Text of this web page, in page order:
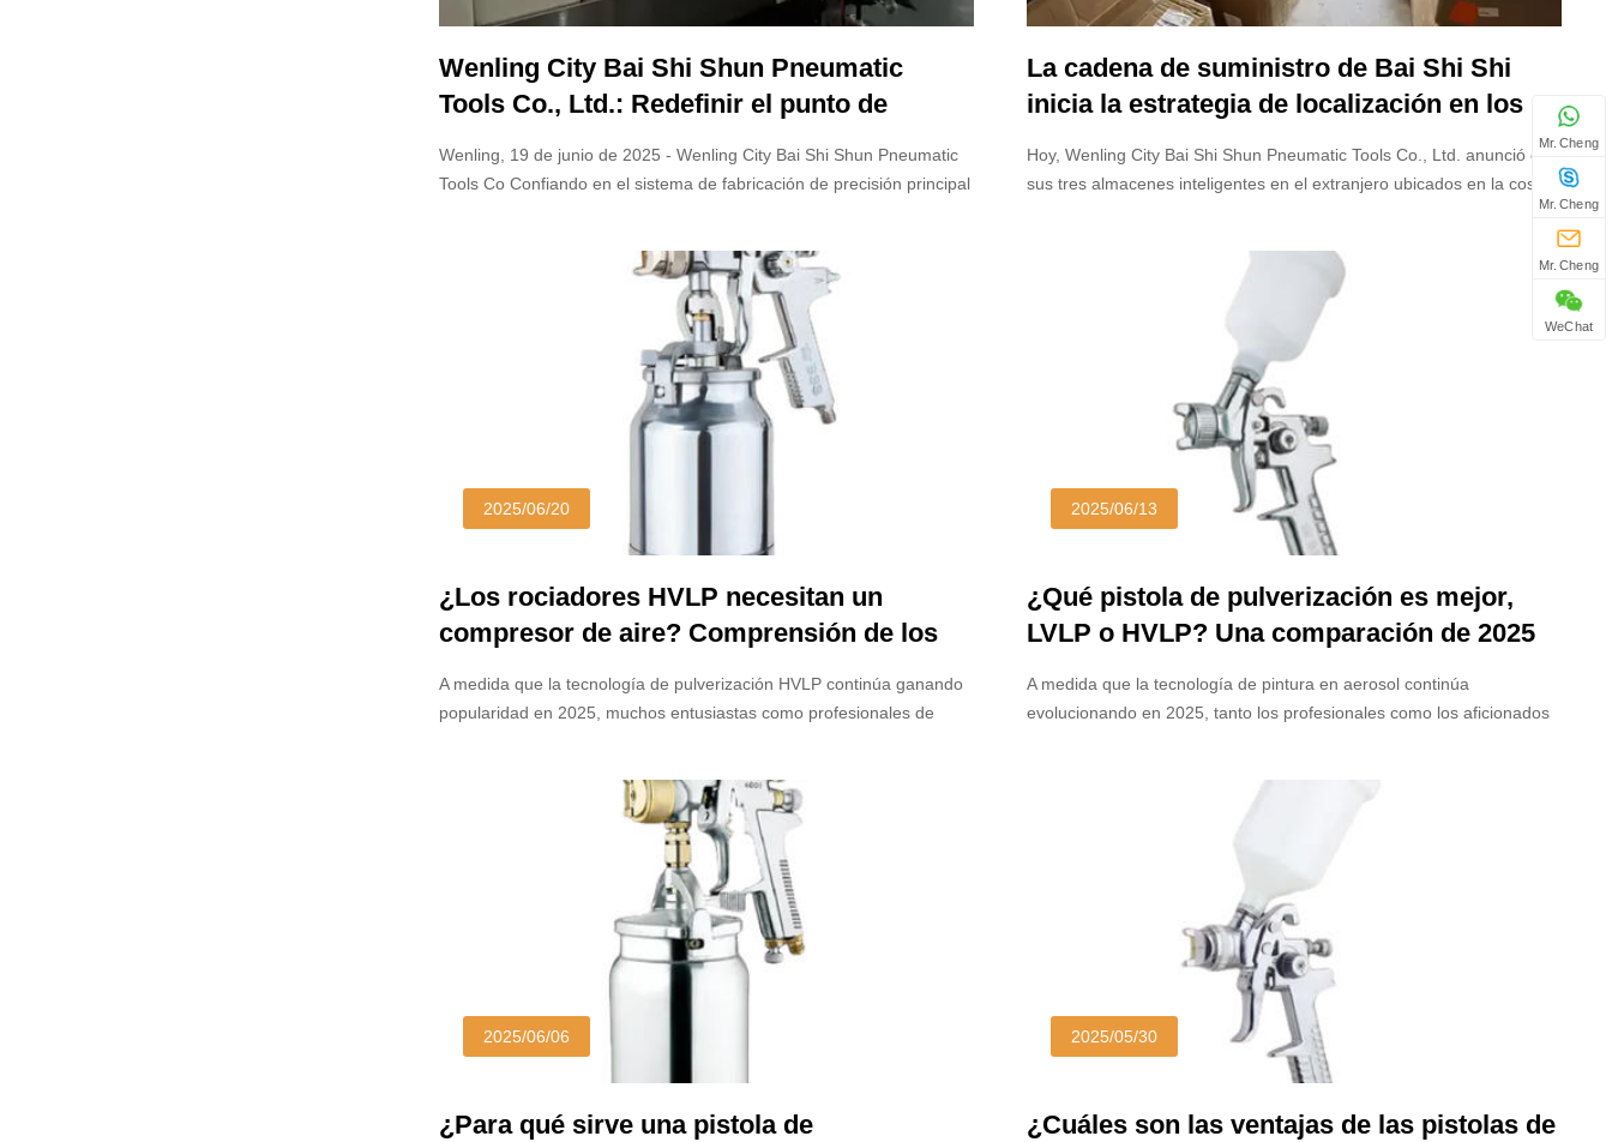
Wenling City Bai Shi Shun Pneumatic
Tools Co., Ltd.: Redefinir el punto de
pulverización con fabricación de precisión
Wenling, 19 de junio de 2025 - Wenling City Bai Shi Shun Pneumatic
Tools Co Confiando en el sistema de fabricación de precisión principal
La cadena de suministro de Bai Shi Shi
inicia la estrategia de localización en los
matriz expresa de cadena completa para
empresas transfronterizas
Hoy, Wenling City Bai Shi Shun Pneumatic Tools Co., Ltd. anunció que
sus tres almacenes inteligentes en el extranjero ubicados en la costa
oeste (California), la costa este (Nueva Jersey) y el sur (Texas) de los
2025/06/20
¿Los rociadores HVLP necesitan un
compresor de aire? Comprensión de los
A medida que la tecnología de pulverización HVLP continúa ganando
popularidad en 2025, muchos entusiastas como profesionales de
que esté utilizando, y comprender esta distinción es clave para elegir
el equipo adecuado para su proyecto.
2025/06/13
¿Qué pistola de pulverización es mejor,
LVLP o HVLP? Una comparación de 2025
A medida que la tecnología de pintura en aerosol continúa
evolucionando en 2025, tanto los profesionales como los aficionados
satisfacen diferentes necesidades. Comprender sus diferencias en el
2025/06/06
¿Para qué sirve una pistola de
2025/05/30
¿Cuáles son las ventajas de las pistolas de
Mr. Cheng
Mr. Cheng
Mr. Cheng
WeChat